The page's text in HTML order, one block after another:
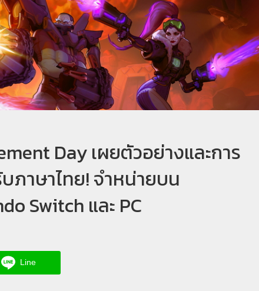
Day เผยตัวอย่างและการ
ภาษาไทย! จำหน่ายบน
Switch และ PC
Line